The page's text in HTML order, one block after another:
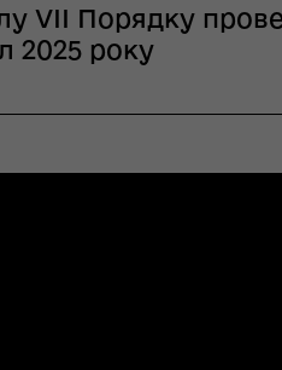
VІІ Порядку
2025 року